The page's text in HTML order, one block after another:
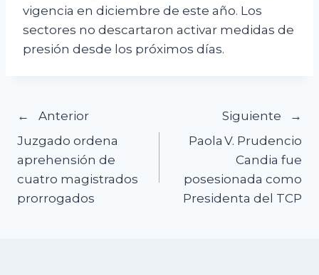
vigencia en diciembre de este año. Los
sectores no descartaron activar medidas de
presión desde los próximos días.
Navegación
de
entradas
Anterior
Juzgado ordena
aprehensión de
cuatro magistrados
prorrogados
Siguiente
Paola V. Prudencio
Candia fue
posesionada como
Presidenta del TCP